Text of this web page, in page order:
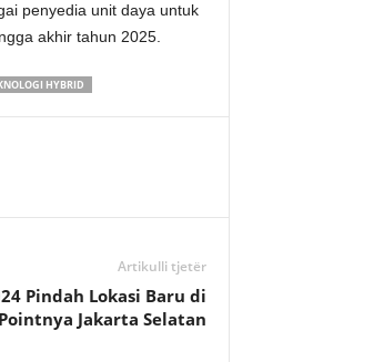
penyedia unit daya untuk
akhir tahun 2025.
HYBRID
Artikulli tjetër
Pindah Lokasi Baru di
Jakarta Selatan